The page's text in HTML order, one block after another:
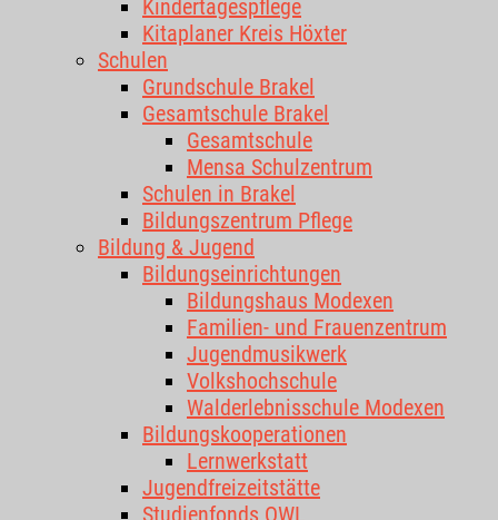
Kindertagespflege
Kitaplaner Kreis Höxter
Schulen
Grundschule Brakel
Gesamtschule Brakel
Gesamtschule
Mensa Schulzentrum
Schulen in Brakel
Bildungszentrum Pflege
Bildung & Jugend
Bildungseinrichtungen
Bildungshaus Modexen
Familien- und Frauenzentrum
Jugendmusikwerk
Volkshochschule
Walderlebnisschule Modexen
Bildungskooperationen
Lernwerkstatt
Jugendfreizeitstätte
Studienfonds OWL